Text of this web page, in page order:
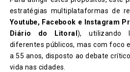
estratégias multiplataformas de
Youtube, Facebook e Instagram
Diário do Litoral ), utilizando
diferentes públicos, mas com foco
a 55 anos, disposto ao debate
vida nas cidades.